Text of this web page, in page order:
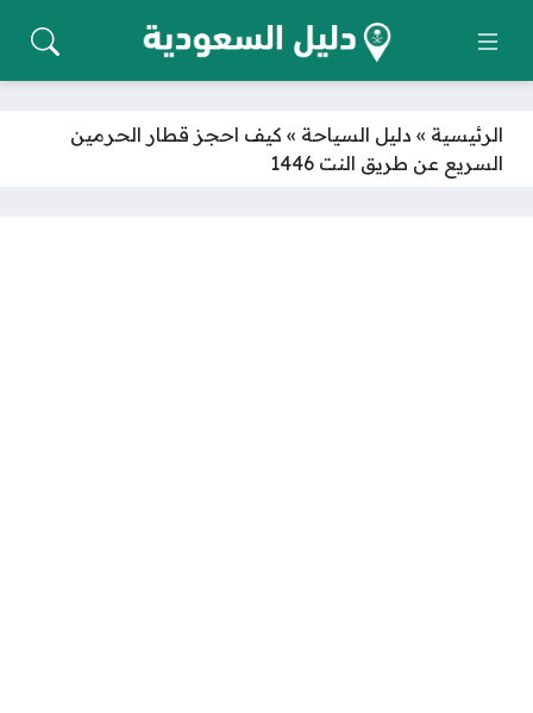
الرئيسية » دليل السياحة » كيف احجز قطار الحرمين
السريع عن طريق النت 1446